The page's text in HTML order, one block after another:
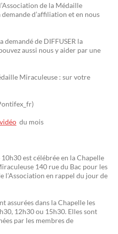
de la Médaille
d’affiliation et en nous
demandé de DIFFUSER la
aussi nous y aider par une
Miraculeuse : sur votre
vidéo du mois
est célébrée en la Chapelle
140 rue du Bac pour les
l’Association en rappel du jour de
assurées dans la Chapelle les
12h30 ou 15h30. Elles sont
par les membres de